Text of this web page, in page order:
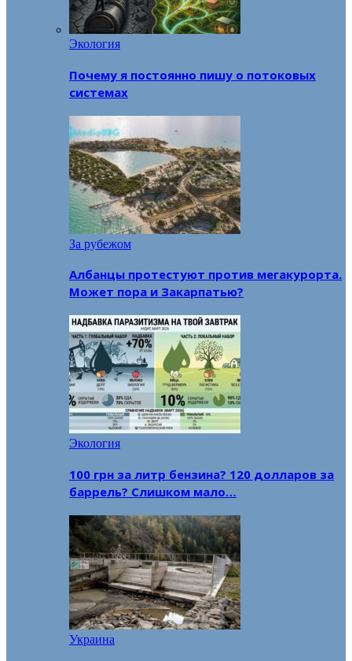
Экология
Почему я постоянно пишу о потоковых
системах
За рубежом
Албанцы протестуют против мегакурорта.
Может пора и Закарпатью?
Экология
100 грн за литр бензина? 120 долларов за
баррель? Слишком мало…
Украина